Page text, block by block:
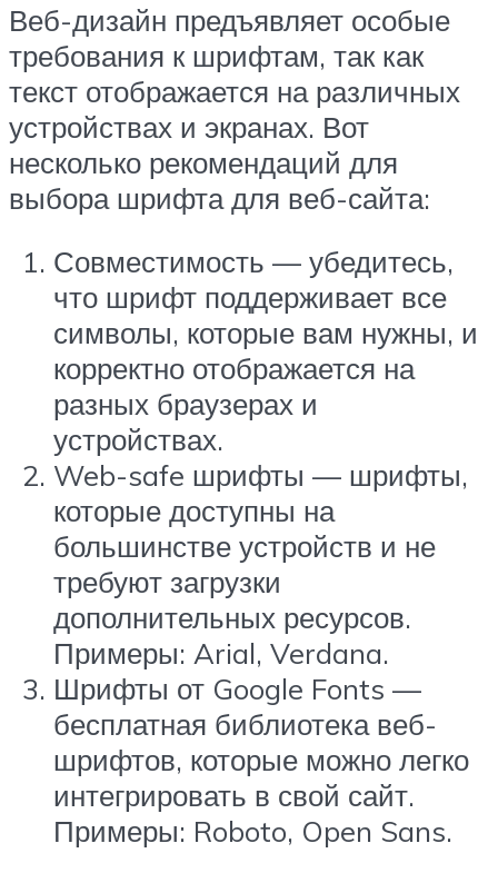
Веб-дизайн предъявляет особые
требования к шрифтам, так как
текст отображается на различных
устройствах и экранах. Вот
несколько рекомендаций для
выбора шрифта для веб-сайта:
Совместимость — убедитесь,
что шрифт поддерживает все
символы, которые вам нужны, и
корректно отображается на
разных браузерах и
устройствах.
Web-safe шрифты — шрифты,
которые доступны на
большинстве устройств и не
требуют загрузки
дополнительных ресурсов.
Примеры: Arial, Verdana.
Шрифты от Google Fonts —
бесплатная библиотека веб-
шрифтов, которые можно легко
интегрировать в свой сайт.
Примеры: Roboto, Open Sans.